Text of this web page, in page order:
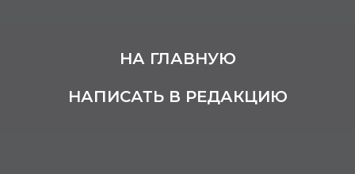
НА ГЛАВНУЮ
НАПИСАТЬ В РЕДАКЦИЮ